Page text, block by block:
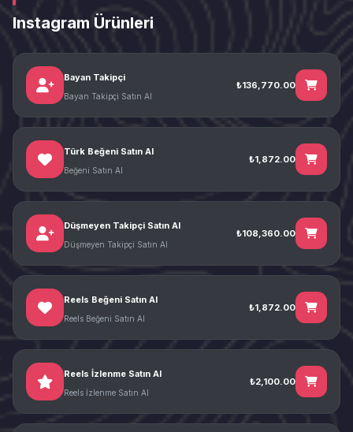
Instagram Ürünleri
Bayan Takipçi
Bayan Takipçi Satın Al
₺136,770.00
Türk Beğeni Satın Al
Beğeni Satın Al
₺1,872.00
Düşmeyen Takipçi Satın Al
Düşmeyen Takipçi Satın Al
₺108,360.00
Reels Beğeni Satın Al
Reels Beğeni Satın Al
₺1,872.00
Reels İzlenme Satın Al
Reels İzlenme Satın Al
₺2,100.00